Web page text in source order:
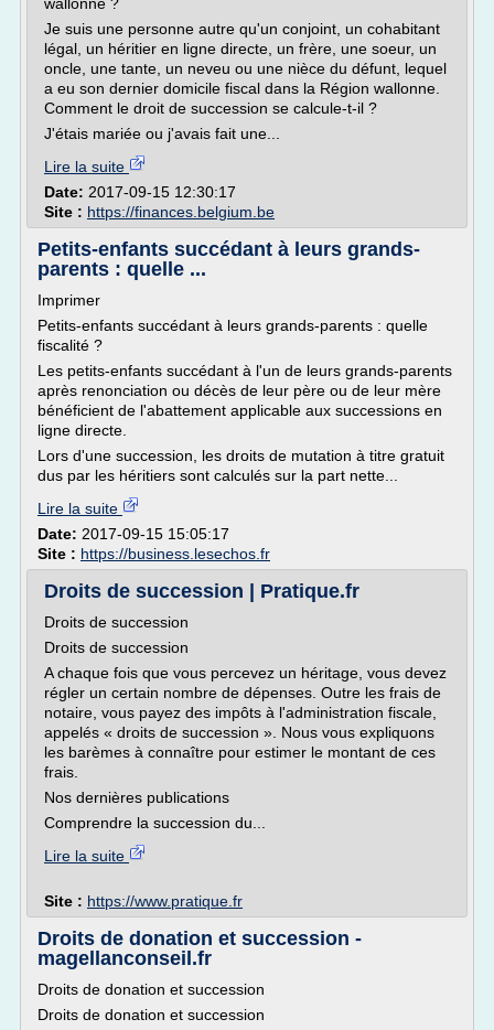
Je suis une personne autre qu'un conjoint, un cohabitant
légal, un héritier en ligne directe, un frère, une soeur, un
oncle, une tante, un neveu ou une nièce du défunt, lequel
a eu son dernier domicile fiscal dans la Région wallonne.
Comment le droit de succession se calcule-t-il ?
J'étais mariée ou j'avais fait une...
Lire la suite
Date: 2017-09-15 12:30:17
Site : https://finances.belgium.be
Petits-enfants succédant à leurs grands-
parents : quelle ...
Imprimer
Petits-enfants succédant à leurs grands-parents : quelle
fiscalité ?
Les petits-enfants succédant à l'un de leurs grands-parents
après renonciation ou décès de leur père ou de leur mère
bénéficient de l'abattement applicable aux successions en
ligne directe.
Lors d'une succession, les droits de mutation à titre gratuit
dus par les héritiers sont calculés sur la part nette...
Lire la suite
Date: 2017-09-15 15:05:17
Site : https://business.lesechos.fr
Droits de succession | Pratique.fr
Droits de succession
Droits de succession
A chaque fois que vous percevez un héritage, vous devez
régler un certain nombre de dépenses. Outre les frais de
notaire, vous payez des impôts à l'administration fiscale,
appelés « droits de succession ». Nous vous expliquons
les barèmes à connaître pour estimer le montant de ces
frais.
Nos dernières publications
Comprendre la succession du...
Lire la suite
Site : https://www.pratique.fr
Droits de donation et succession -
magellanconseil.fr
Droits de donation et succession
Droits de donation et succession